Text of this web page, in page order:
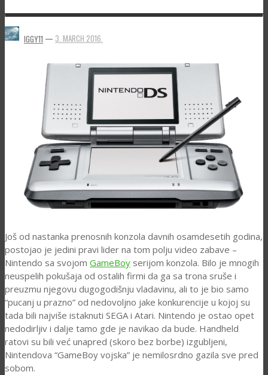
IGGY11 — 3. MARCH 2016.
Još od nastanka prenosnih konzola davnih osamdesetih godina,
postojao je jedini pravi lider na tom polju video zabave –
Nintendo sa svojom GameBoy serijom konzola. Bilo je mnogih
neuspelih pokušaja od ostalih firmi da ga sa trona sruše i
preuzmu njegovu dugogodišnju vladavinu, ali to je bio samo
“pucanj u prazno” od nedovoljno jake konkurencije u kojoj su
tada bili najviše istaknuti SEGA i Atari. Nintendo je ostao opet
nedodirljiv i dalje tamo gde je navikao da bude. Handheld
ratovi su bili već unapred (skoro bez borbe) izgubljeni,
Nintendova “GameBoy vojska” je nemilosrdno gazila sve pred
sobom.